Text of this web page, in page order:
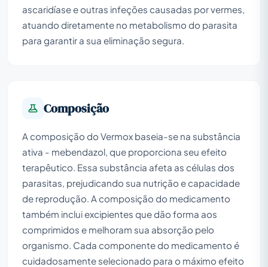
ascaridíase e outras infeções causadas por vermes,
atuando diretamente no metabolismo do parasita
para garantir a sua eliminação segura.
Composição
A composição do Vermox baseia-se na substância
ativa - mebendazol, que proporciona seu efeito
terapêutico. Essa substância afeta as células dos
parasitas, prejudicando sua nutrição e capacidade
de reprodução. A composição do medicamento
também inclui excipientes que dão forma aos
comprimidos e melhoram sua absorção pelo
organismo. Cada componente do medicamento é
cuidadosamente selecionado para o máximo efeito